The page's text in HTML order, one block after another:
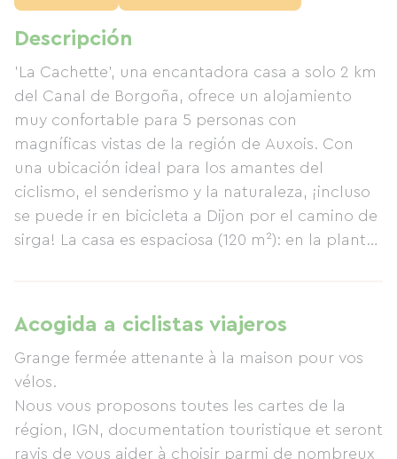
Descripción
'La Cachette', una encantadora casa a solo 2 km
del Canal de Borgoña, ofrece un alojamiento
muy confortable para 5 personas con
magníficas vistas de la región de Auxois. Con
una ubicación ideal para los amantes del
ciclismo, el senderismo y la naturaleza, ¡incluso
se puede ir en bicicleta a Dijon por el camino de
sirga! La casa es espaciosa (120 m²): en la planta
frigorífico/congelador, lavavajillas) y da paso al
comedor. Un amplio y confortable salón con
vigas vistas y suelo de piedra, estufa de leña,
sofá y sillones ofrece un espacio relajante para
ver la televisión o escuchar música. Desde aquí,
unos pocos escalones conducen a un jardín
soleado y resguardado que se abre a un jardín
Acogida a ciclistas viajeros
Grange fermée attenante à la maison pour vos
vélos.
Nous vous proposons toutes les cartes de la
région, IGN, documentation touristique et seront
ravis de vous aider à choisir parmi de nombreux